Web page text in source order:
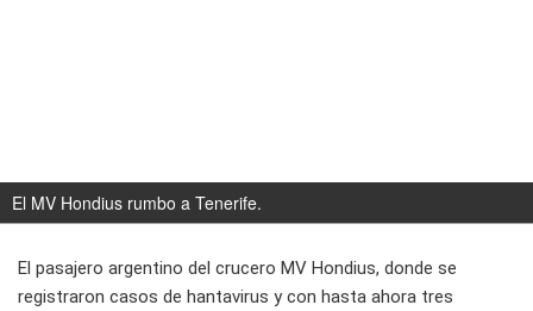
El MV Hondius rumbo a Tenerife.
El pasajero argentino del crucero MV Hondius, donde se
registraron casos de hantavirus y con hasta ahora tres